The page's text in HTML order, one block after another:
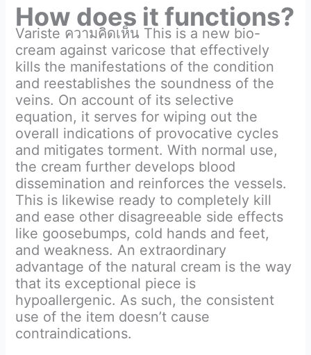
How does it functions?
Variste ความคิดเห็น This is a new bio-
cream against varicose that effectively
kills the manifestations of the condition
and reestablishes the soundness of the
veins. On account of its selective
equation, it serves for wiping out the
overall indications of provocative cycles
and mitigates torment. With normal use,
the cream further develops blood
dissemination and reinforces the vessels.
This is likewise ready to completely kill
and ease other disagreeable side effects
like goosebumps, cold hands and feet,
and weakness. An extraordinary
advantage of the natural cream is the way
that its exceptional piece is
hypoallergenic. As such, the consistent
use of the item doesn’t cause
contraindications.